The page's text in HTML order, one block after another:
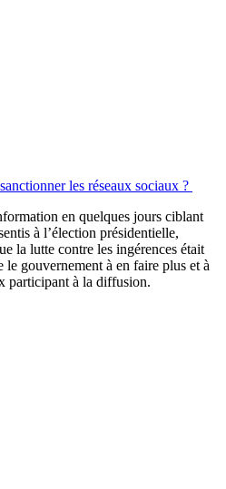
les réseaux sociaux ?
en quelques jours ciblant
à l’élection présidentielle,
la lutte contre les ingérences était
gouvernement à en faire plus et à
participant à la diffusion.